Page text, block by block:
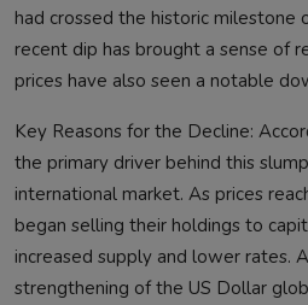
had crossed the historic milestone
recent dip has brought a sense of
prices have also seen a notable
Key Reasons for the Decline:
the primary driver behind this
international market. As prices
began selling their holdings to
increased supply and lower rates.
strengthening of the US Dollar